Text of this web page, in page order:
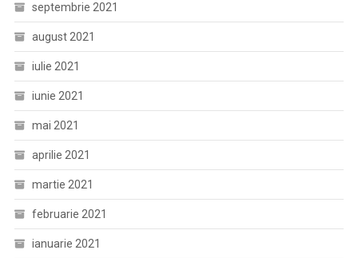
septembrie 2021
august 2021
iulie 2021
iunie 2021
mai 2021
aprilie 2021
martie 2021
februarie 2021
ianuarie 2021